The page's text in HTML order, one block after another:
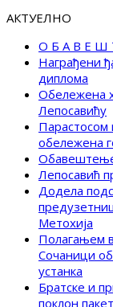
АКТУЕЛНО
О Б А В Е Ш
Награђени
диплома
Обележена
Лепосавићу
Парастосом
обележена
Лепосавић
Додела
Метохија
Полагањем
Сочаници
устанка
Братске и
поклон